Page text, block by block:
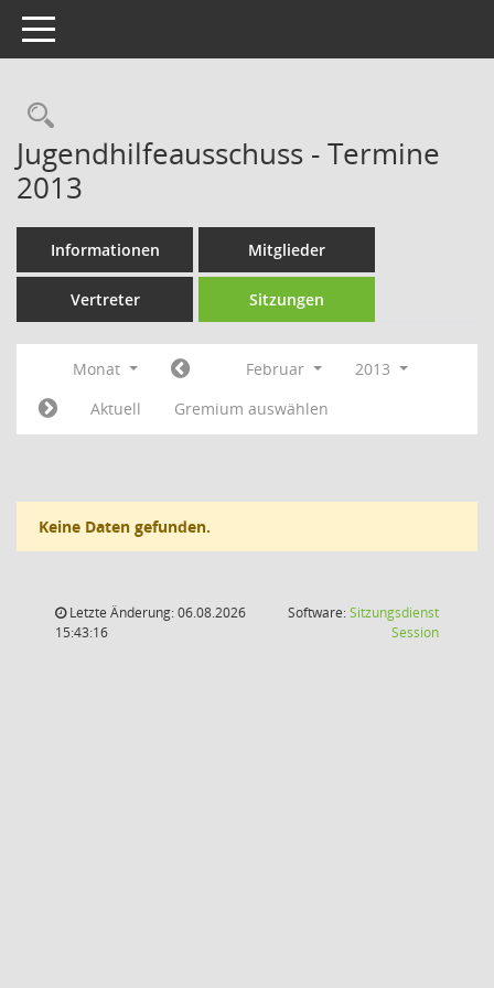
Toggle navigation
Rechercheauswahl
Jugendhilfeausschuss - Termine
2013
Informationen Mitglieder
Vertreter Sitzungen
Monat Februar
2013
Aktuell
Gremium auswählen
Keine Daten gefunden.
Letzte Änderung: 06.08.2026
15:43:16
Software:Sitzungsdienst
Session(Wird in